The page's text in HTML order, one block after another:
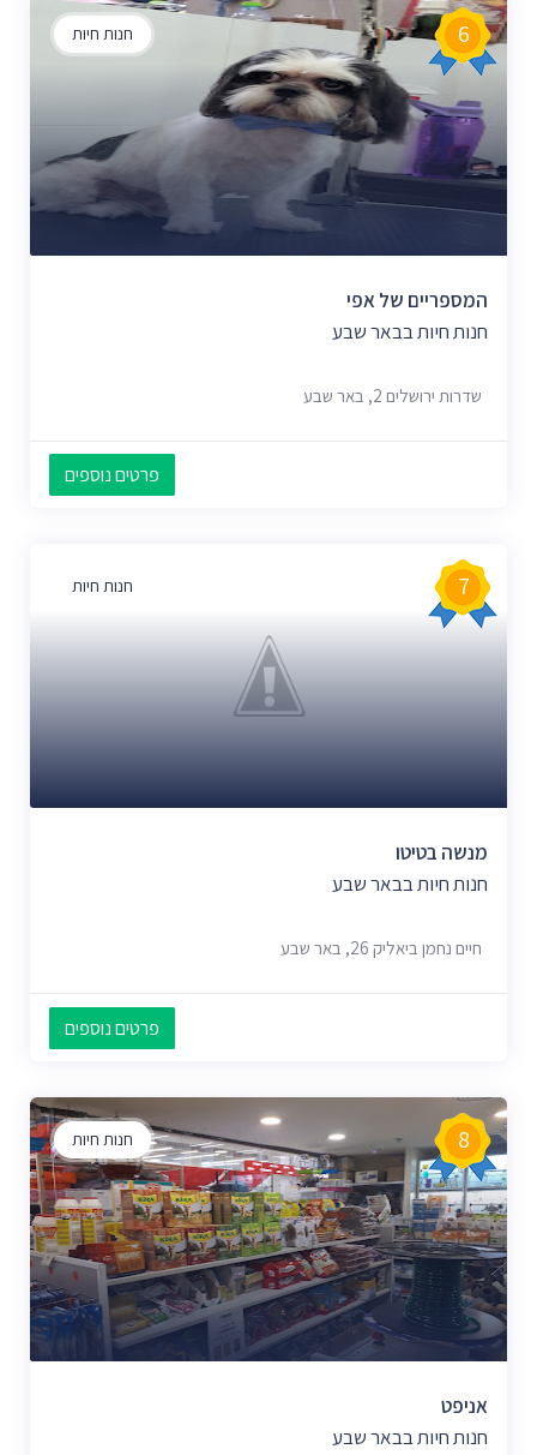
חנות חיות 6
המספריים של אפי
חנות חיות בבאר שבע
שדרות ירושלים 2, באר שבע
פרטים נוספים
חנות חיות 7
מנשה בטיטו
חנות חיות בבאר שבע
חיים נחמן ביאליק 26, באר שבע
פרטים נוספים
חנות חיות 8
אניפט
חנות חיות בבאר שבע